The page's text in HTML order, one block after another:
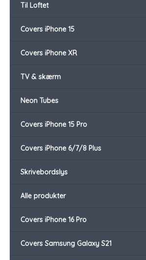
Til Loftet
Covers iPhone 15
Covers iPhone XR
TV & skærm
Neon Tubes
Covers iPhone 15 Pro
Covers iPhone 6/7/8 Plus
Skrivebordslys
Alle produkter
Covers iPhone 16 Pro
Covers Samsung Galaxy S21